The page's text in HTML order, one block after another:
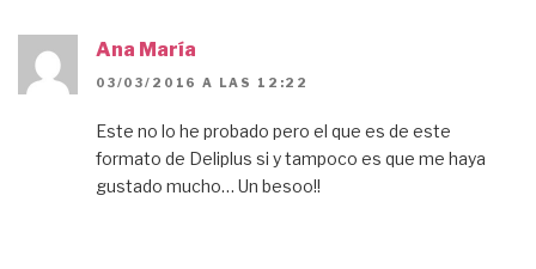
Ana María
03/03/2016 A LAS 12:22
Este no lo he probado pero el que es de este
formato de Deliplus si y tampoco es que me haya
gustado mucho… Un besoo!!